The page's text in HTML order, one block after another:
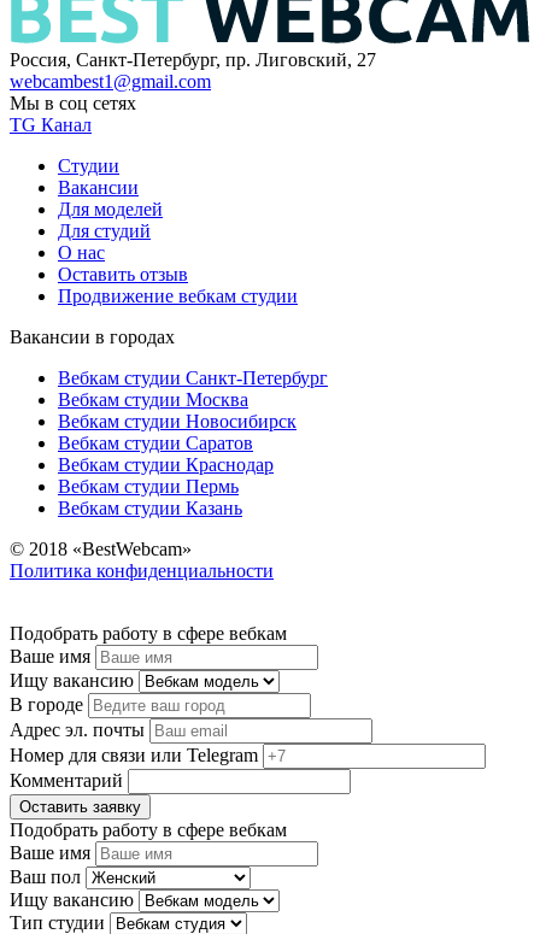
Россия, Санкт-Петербург, пр. Лиговский, 27
webcambest1@gmail.com
Мы в соц сетях
TG Канал
Студии
Вакансии
Для моделей
Для студий
О нас
Оставить отзыв
Продвижение вебкам студии
Вакансии в городах
Вебкам студии Санкт-Петербург
Вебкам студии Москва
Вебкам студии Новосибирск
Вебкам студии Саратов
Вебкам студии Краснодар
Вебкам студии Пермь
Вебкам студии Казань
© 2018 «BestWebcam»
Политика конфиденциальности
Подобрать работу в сфере вебкам
Ваше имя
Ищу вакансию
В городе
Адрес эл. почты
Номер для связи или Telegram
Комментарий
Оставить заявку
Подобрать работу в сфере вебкам
Ваше имя
Ваш пол
Ищу вакансию
Тип студии